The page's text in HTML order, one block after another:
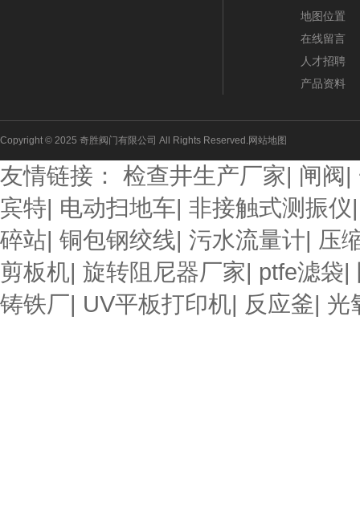
地图位置
在线留言
人才招聘
产品资料
Copyright © 2025 奇胜阀门有限公司 All Rights Reserved.网站地图
友情链接： 检查井生产厂家| 闸阀|
宾特| 电动扫地车| 非接触式测振仪
碎站| 铜包钢绞线| 污水流量计| 压
剪板机| 旋转阻尼器厂家| ptfe滤袋|
铸铁厂| UV平板打印机| 反应釜| 光